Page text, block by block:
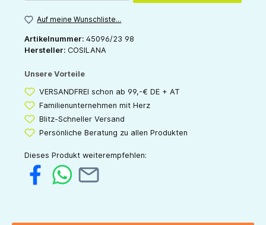
Auf meine Wunschliste...
Artikelnummer: 45096/23 98
Hersteller: COSILANA
Unsere Vorteile
VERSANDFREI schon ab 99,-€ DE + AT
Familienunternehmen mit Herz
Blitz-Schneller Versand
Persönliche Beratung zu allen Produkten
Dieses Produkt weiterempfehlen: